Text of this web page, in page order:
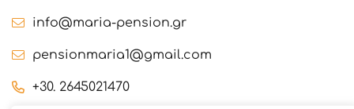
info@maria-pension.gr
pensionmaria1@gmail.com
+30. 2645021470